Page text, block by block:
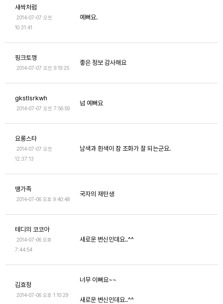
새싹처럼
2014-07-07 오전
10:31:41
예뻐요.
핑크토깽
2014-07-07 오전 9:19:25
좋은 정보 감사해요
gkstlsrkwh
2014-07-07 오전 7:56:59
넘 예뻐요
요롱스타
2014-07-07 오전
12:37:13
남색과 흰색이 참 조화가 잘 되는군요.
땡가족
2014-07-06 오후 9:40:48
국자의 재탄생
테디의 코코아
2014-07-06 오후
7:44:54
새로운 변신인데요..^^
김효정
2014-07-06 오후 1:10:29
너무 이뻐요~~
새로운 변신인데요..^^